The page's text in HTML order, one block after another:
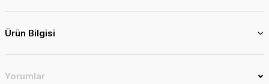
Ürün Bilgisi
Yorumlar